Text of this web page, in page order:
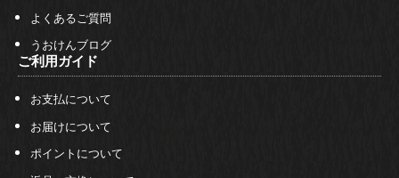
よくあるご質問
うおけんブログ
ご利用ガイド
お支払について
お届けについて
ポイントについて